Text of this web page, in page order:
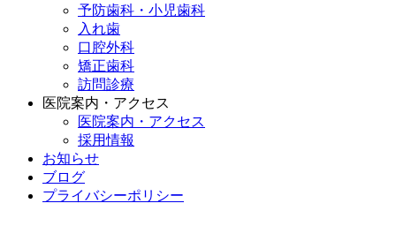
予防歯科・小児歯科
入れ歯
口腔外科
矯正歯科
訪問診療
医院案内・アクセス
医院案内・アクセス
採用情報
お知らせ
ブログ
プライバシーポリシー